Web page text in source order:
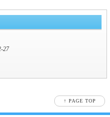
27
↑ PAGE TOP